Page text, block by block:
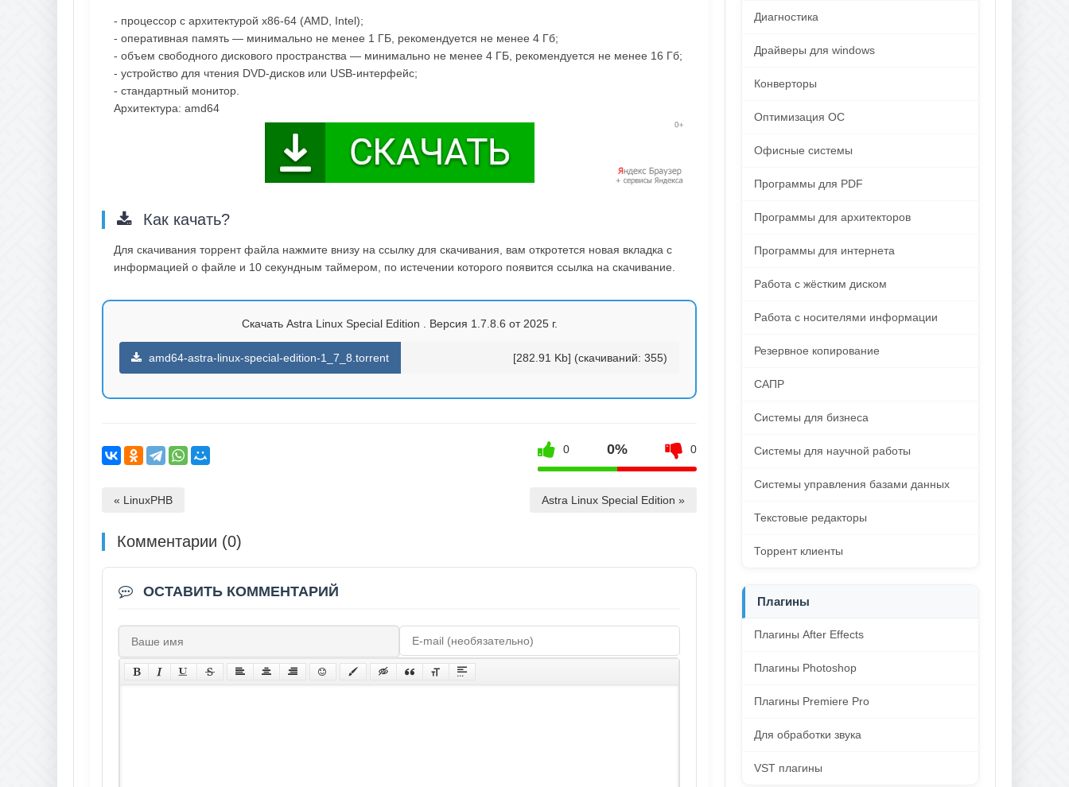
- процессор с архитектурой x86-64 (AMD, Intel);
- оперативная память — минимально не менее 1 ГБ, рекомендуется не менее 4 Гб;
- объем свободного дискового пространства — минимально не менее 4 ГБ, рекомендуется не менее 16 Гб;
- устройство для чтения DVD-дисков или USB-интерфейс;
- стандартный монитор.
Архитектура: amd64
Как качать?
Для скачивания торрент файла нажмите внизу на ссылку для скачивания, вам откротется новая вкладка с
информацией о файле и 10 секундным таймером, по истечении которого появится ссылка на скачивание.
Скачать Astra Linux Special Edition . Версия 1.7.8.6 от 2025 г.
amd64-astra-linux-special-edition-1_7_8.torrent [282.91 Kb] (cкачиваний: 355)
0 0% 0
« LinuxPHB Astra Linux Special Edition »
Комментарии (0)
ОСТАВИТЬ КОММЕНТАРИЙ
Диагностика
Драйверы для windows
Конверторы
Оптимизация ОС
Офисные системы
Программы для PDF
Программы для архитекторов
Программы для интернета
Работа с жёстким диском
Работа с носителями информации
Резервное копирование
САПР
Системы для бизнеса
Системы для научной работы
Системы управления базами данных
Текстовые редакторы
Торрент клиенты
Плагины
Плагины After Effects
Плагины Photoshop
Плагины Premiere Pro
Для обработки звука
VST плагины